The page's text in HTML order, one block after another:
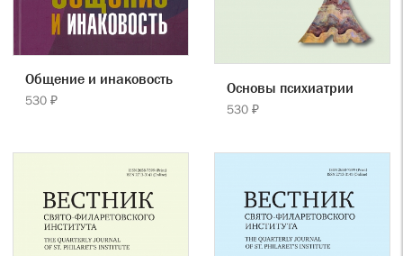
Общение и инаковость
530 ₽
Основы психиатрии
530 ₽